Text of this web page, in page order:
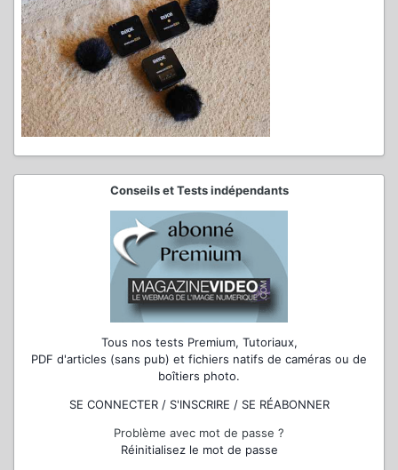
Conseils et Tests indépendants
Tous nos tests Premium, Tutoriaux,
PDF d'articles (sans pub) et fichiers natifs de caméras ou de
boîtiers photo.
SE CONNECTER / S'INSCRIRE / SE RÉABONNER
Problème avec mot de passe ?
Réinitialisez le mot de passe